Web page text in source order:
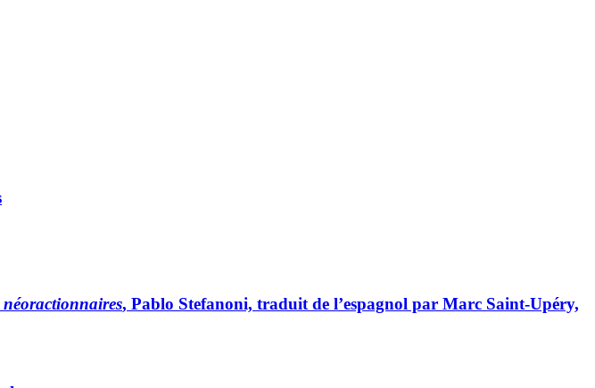
, Pablo Stefanoni, traduit de l’espagnol par Marc Saint-Upéry,